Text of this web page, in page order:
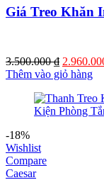
Giá Treo Khăn
3.500.000₫ Giá
gốc
Thêm vào giỏ hàng
-18%
Wishlist
Compare
Caesar